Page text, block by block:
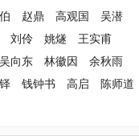
赵鼎 高观国
吴潜
刘伶 姚燧
王实甫
吴向东 林徽因
余秋雨
钱钟书 高启
陈师道